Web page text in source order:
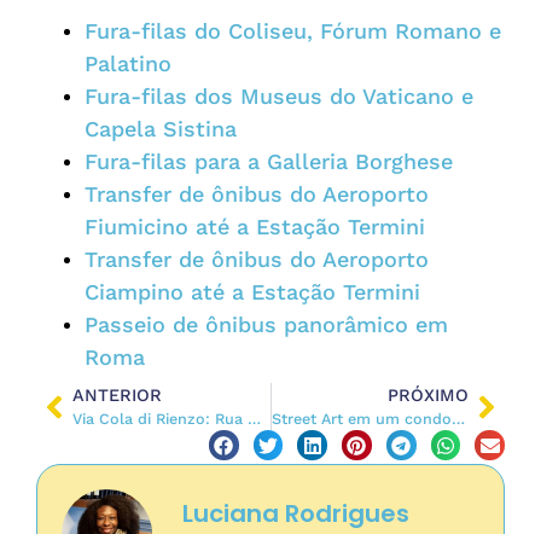
Fura-filas do Coliseu, Fórum Romano e
Palatino
Fura-filas dos Museus do Vaticano e
Capela Sistina
Fura-filas para a Galleria Borghese
Transfer de ônibus do Aeroporto
Fiumicino até a Estação Termini
Transfer de ônibus do Aeroporto
Ciampino até a Estação Termini
Passeio de ônibus panorâmico em
Roma
ANTERIOR
Via Cola di Rienzo: Rua de Compras e Comida Perto do Vaticano
PRÓXIMO
Street Art em um condomínio popular em Tor Marancia
Luciana Rodrigues